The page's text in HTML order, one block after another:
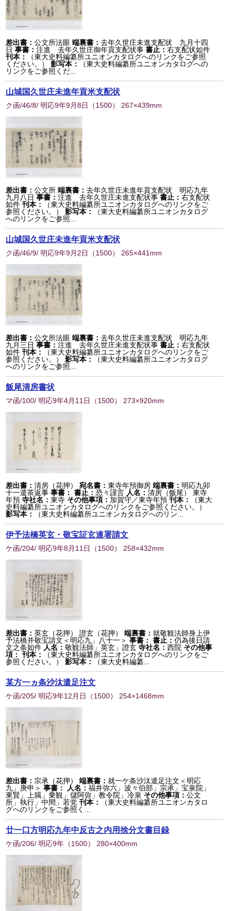
差出書：公文所法眼 端裏書：去年久世庄未進支配状 九月十四
日 事書：注進 去年久世庄御年貢支配状事 書止：右支配状如件
刊本：
（東大史料編纂所ユニオンカタログへのリンクをご参照
ください。）
影写本：
（東大史料編纂所ユニオンカタログへの
リンクをご参照くだ...
山城国久世庄未進年貢米支配状
ク函/46/8/ 明応9年9月8日 （1500） 267×439mm
差出書：公文所 端裏書：去年久世庄未進年貢支配状 明応九年
九月八日 事書：注進 去年久世庄未進支配状事 書止：右支配状
如件 刊本：
（東大史料編纂所ユニオンカタログへのリンクをご
参照ください。）
影写本：
（東大史料編纂所ユニオンカタログ
へのリンクをご参照...
山城国久世庄未進年貢米支配状
ク函/46/9/ 明応9年9月2日 （1500） 265×441mm
差出書：公文所法眼 端裏書：去年久世庄未進支配状 明応九年
九月三日 事書：注進 去年久世庄未進支配状事 書止：右支配状
如件 刊本：
（東大史料編纂所ユニオンカタログへのリンクをご
参照ください。）
影写本：
（東大史料編纂所ユニオンカタログ
へのリンクをご参照...
飯尾清房書状
マ函/100/ 明応9年4月11日 （1500） 273×920mm
差出書：清房（花押） 宛名書：東寺年預御房 端裏書： 明応九卯
十一遣茶返事 事書： 書止：恐々謹言 人名：清房（飯尾） 東寺
年預 寺社名：東寺 その他事項： 加賀守／東寺年預刊本：
（東大
史料編纂所ユニオンカタログへのリンクをご参照ください。）
影写本：
（東大史料編纂所ユニオンカタログへのリン...
伊予法橋英玄・敬宝証玄連署請文
ケ函/204/ 明応9年8月11日 （1500） 258×432mm
差出書：英玄（花押） 證玄（花押） 端裏書：就敬観法師身上伊
予法橋并敬宝請文＜明応九」八十一＞ 事書： 書止：仍為後日請
文之条如件 人名：敬観法師」英玄」證玄 寺社名：西院 その他事
項： 刊本：
（東大史料編纂所ユニオンカタログへのリンクをご
参照ください。）
影写本： （東大史料編纂...
某方一ヵ条沙汰遣足注文
ケ函/205/ 明応9年12月日 （1500） 254×1468mm
差出書： 宗承（花押） 端裏書：就一ケ条沙汰遣足注文＜明応
九」庚申＞ 事書： 人名：福井弥六」波々伯部」宗承」宝泉院」
東賢」上臈」乗観」儲阿弥」教令院」冷泉 その他事項：公文
所」執行」中間」若党刊本：
（東大史料編纂所ユニオンカタロ
グへのリンクをご参照く...
廿一口方明応九年中反古之内用捨分文書目録
ケ函/206/ 明応9年 （1500） 280×400mm